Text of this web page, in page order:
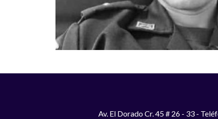
Av. El Dorado Cr. 45 # 26 - 33 -